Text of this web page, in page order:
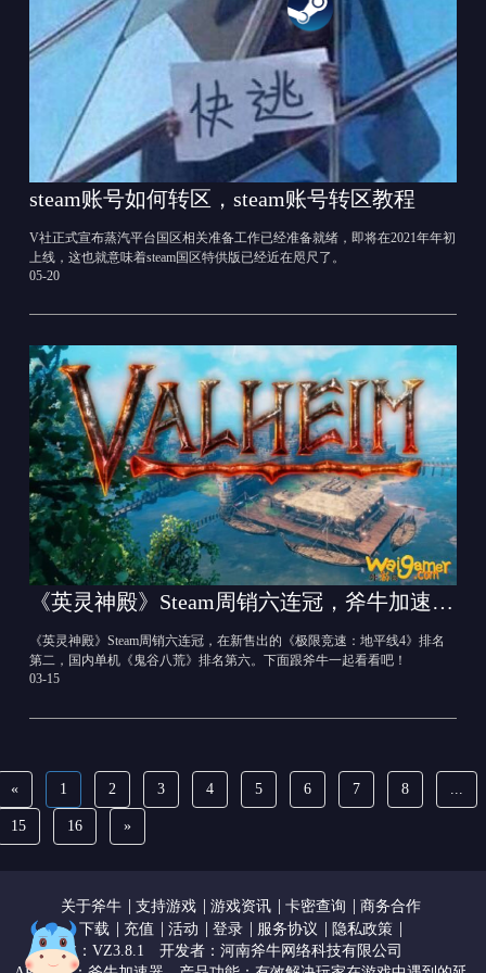
steam账号如何转区，steam账号转区教程
V社正式宣布蒸汽平台国区相关准备工作已经准备就绪，即将在2021年年初
上线，这也就意味着steam国区特供版已经近在咫尺了。
05-20
《英灵神殿》Steam周销六连冠，斧牛加速器助力联机加速
《英灵神殿》Steam周销六连冠，在新售出的《极限竞速：地平线4》排名
第二，国内单机《鬼谷八荒》排名第六。下面跟斧牛一起看看吧！
03-15
« 1 2 3 4 5 6 7 8
15 16 »
关于斧牛 | 支持游戏 | 游戏资讯 | 卡密查询 | 商务合作
下载 | 充值 | 活动 | 登录 | 服务协议 | 隐私政策 |
版本：VZ3.8.1
开发者：河南斧牛网络科技有限公司